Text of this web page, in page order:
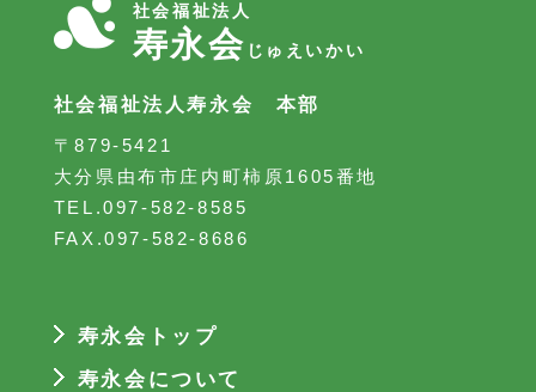
社会福祉法人
寿永会 じゅえいかい
社会福祉法人寿永会 本部
〒879-5421
大分県由布市庄内町柿原1605番地
TEL.097-582-8585
FAX.097-582-8686
寿永会トップ
寿永会について